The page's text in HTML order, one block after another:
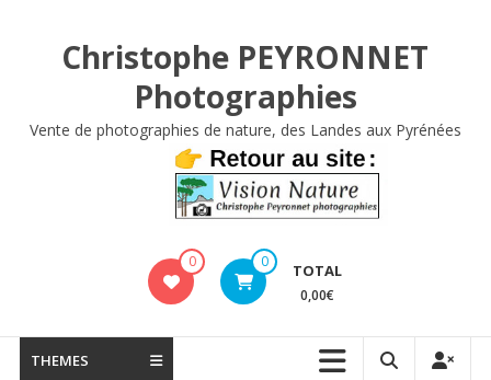
Christophe PEYRONNET
Photographies
Vente de photographies de nature, des Landes aux Pyrénées
0 0 TOTAL
0,00€
THEMES